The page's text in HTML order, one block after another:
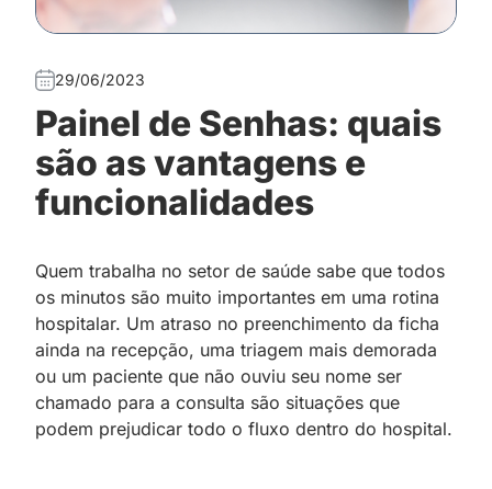
29/06/2023
Painel de Senhas: quais
são as vantagens e
funcionalidades
Quem trabalha no setor de saúde sabe que todos
os minutos são muito importantes em uma rotina
hospitalar. Um atraso no preenchimento da ficha
ainda na recepção, uma triagem mais demorada
ou um paciente que não ouviu seu nome ser
chamado para a consulta são situações que
podem prejudicar todo o fluxo dentro do hospital.